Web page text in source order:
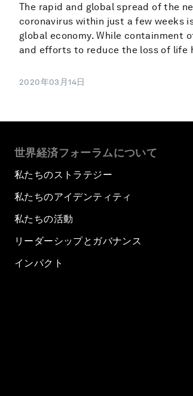
The rapid and global spread of the
coronavirus within just a few weeks
global economy. While containment
and efforts to reduce the loss of life
2020年03月14日
世界経済フォーラムについて
私たちのストラテジー
私たちのアイデンティティ
私たちの活動
リーダーシップとガバナンス
インパクト